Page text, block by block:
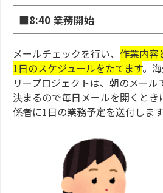
■8:40 業務開始
メールチェックを行い、 作業内容
1日のスケジュールをたてます。
リープロジェクトは、朝のメー
決まるので毎日メールを開くとき
係者に1日の業務予定を送付します